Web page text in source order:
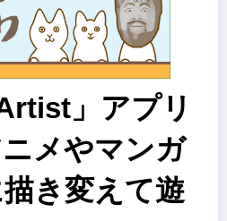
」アプリ
メやマンガ
き変えて遊